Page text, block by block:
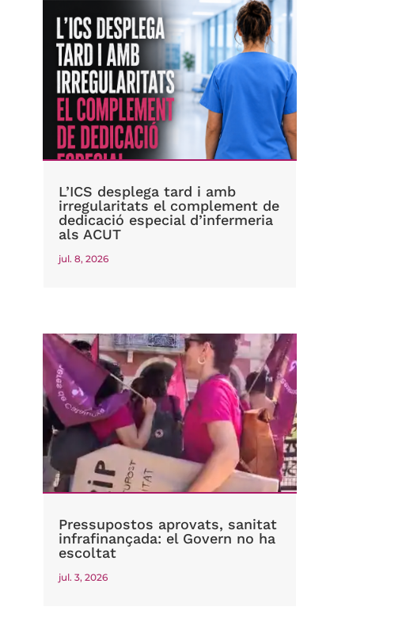
L’ICS desplega tard i amb
irregularitats el complement de
dedicació especial d’infermeria
als ACUT
jul. 8, 2026
Pressupostos aprovats, sanitat
infrafinançada: el Govern no ha
escoltat
jul. 3, 2026